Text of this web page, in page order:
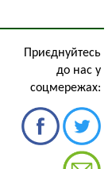
Приєднуйтесь
до нас у
соцмережах: